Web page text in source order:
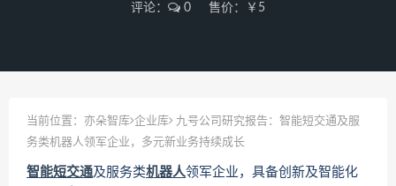
评论：
0 售价：￥5
当前位置： 亦朵智库 企业库
九号公司研究报告：智能短交通及服
务类机器人领军企业，多元新业务持续成长
智能短交通及服务类机器人领军企业，具备创新及智能化